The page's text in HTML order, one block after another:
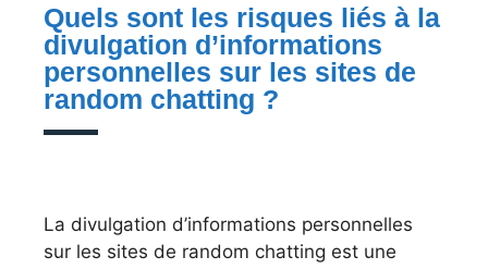
Quels sont les risques liés à la
divulgation d’informations
personnelles sur les sites de
random chatting ?
La divulgation d’informations personnelles
sur les sites de random chatting est une